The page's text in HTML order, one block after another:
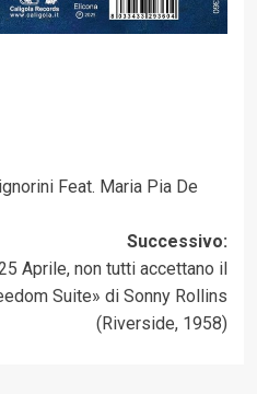
Feat. Maria Pia De
Successivo:
Aprile, non tutti accettano il
Suite» di Sonny Rollins
(Riverside, 1958)